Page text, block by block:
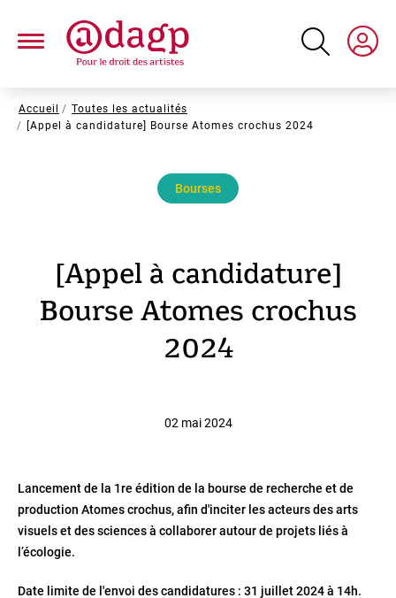
contenu
Fil
d'Ariane
Accueil
Toutes les actualités
[Appel à candidature] Bourse Atomes crochus 2024
Bourses
[Appel à candidature]
Bourse Atomes crochus
2024
02 mai 2024
Lancement de la 1re édition de la bourse de recherche et de
production Atomes crochus, afin d'inciter les acteurs des arts
visuels et des sciences à collaborer autour de projets liés à
l’écologie.
Date limite de l'envoi des candidatures : 31 juillet 2024 à 14h.